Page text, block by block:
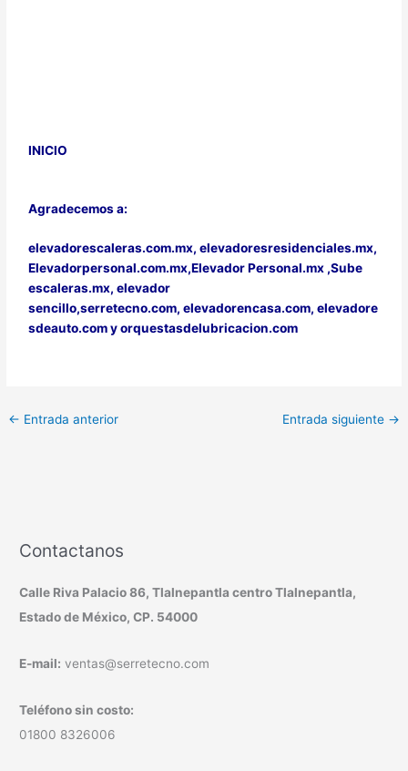
INICIO
Agradecemos a:
elevadorescaleras.com.mx,elevadoresresidenciales.mx,
Elevadorpersonal.com.mx,Elevador Personal.mx ,Sube
escaleras.mx,elevador
sencillo,serretecno.com, elevadorencasa.com, elevadore
sdeauto.comyorquestasdelubricacion.com
← Entrada anterior Entrada siguiente →
Contactanos
Calle Riva Palacio 86, Tlalnepantla centro Tlalnepantla,
Estado de México, CP. 54000
E-mail: ventas@serretecno.com
Teléfono sin costo:
01800 8326006